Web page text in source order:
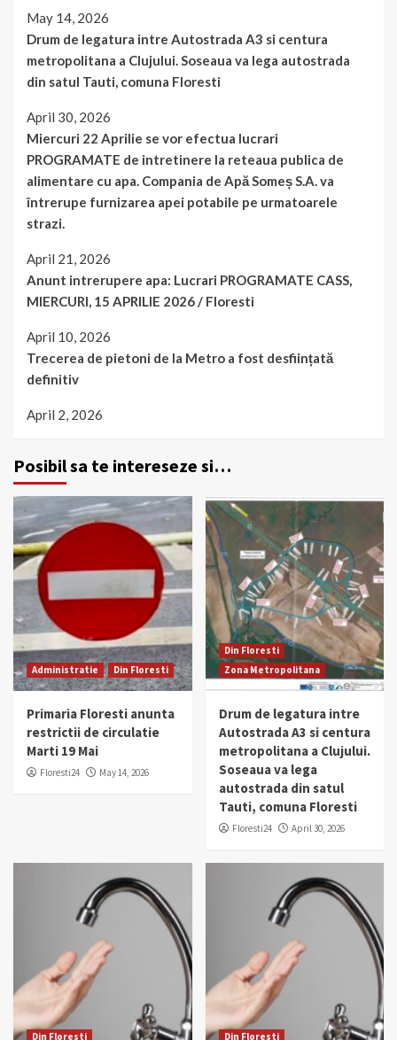
May 14, 2026
Drum de legatura intre Autostrada A3 si centura
metropolitana a Clujului. Soseaua va lega autostrada
din satul Tauti, comuna Floresti
April 30, 2026
Miercuri 22 Aprilie se vor efectua lucrari
PROGRAMATE de intretinere la reteaua publica de
alimentare cu apa. Compania de Apă Someș S.A. va
întrerupe furnizarea apei potabile pe urmatoarele
strazi.
April 21, 2026
Anunt intrerupere apa: Lucrari PROGRAMATE CASS,
MIERCURI, 15 APRILIE 2026 / Floresti
April 10, 2026
Trecerea de pietoni de la Metro a fost desființată
definitiv
April 2, 2026
Posibil sa te intereseze si…
Administratie Din Floresti
Primaria Floresti anunta
restrictii de circulatie
Marti 19 Mai
Floresti24 May 14, 2026
Din Floresti
Zona Metropolitana
Drum de legatura intre
Autostrada A3 si centura
metropolitana a Clujului.
Soseaua va lega
autostrada din satul
Tauti, comuna Floresti
Floresti24 April 30, 2026
Din Floresti Din Floresti